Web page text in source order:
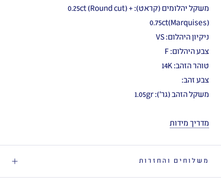
משקל יהלומים (קראט): 0.25ct (Round cut) +
0.75ct(Marquises)
ניקיון היהלום: VS
צבע היהלום: F
טוהר הזהב: 14K
צבע זהב:
משקל הזהב (גר'): 1.05gr
מדריך מידות
משלוחים והחזרות